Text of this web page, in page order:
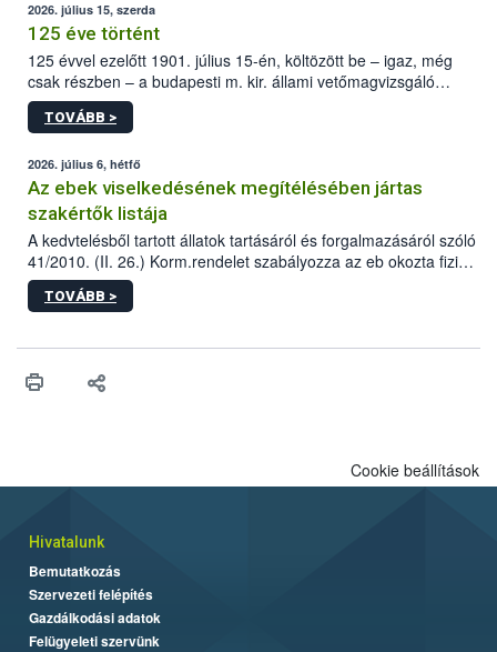
2026. július 15, szerda
125 éve történt
125 évvel ezelőtt 1901. július 15-én, költözött be – igaz, még
csak részben – a budapesti m. kir. állami vetőmagvizsgáló
állomás a Kis Rókus utca 15. szám alatti, Czigler Győző által
tervezett új épületébe.
TOVÁBB >
2026. július 6, hétfő
Az ebek viselkedésének megítélésében jártas
szakértők listája
A kedvtelésből tartott állatok tartásáról és forgalmazásáról szóló
41/2010. (II. 26.) Korm.rendelet szabályozza az eb okozta fizikai
sérülés, illetve ennek veszélye keletkezésekor felmerülő
hatósági feladatokat, valamint a veszélyes eb tartását és annak
vonni az ebek viselkedésének megítélésében jártas szakértőt.
TOVÁBB >
Cookie beállítások
Hivatalunk
Bemutatkozás
Szervezeti felépítés
Gazdálkodási adatok
Felügyeleti szervünk